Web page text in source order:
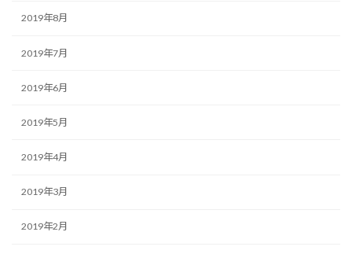
2019年8月
2019年7月
2019年6月
2019年5月
2019年4月
2019年3月
2019年2月